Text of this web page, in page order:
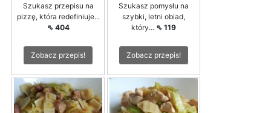
Szukasz przepisu na
pizzę, która redefiniuje...
⇖ 404
Zobacz przepis!
Szukasz pomysłu na
szybki, letni obiad,
który... ⇖ 119
Zobacz przepis!